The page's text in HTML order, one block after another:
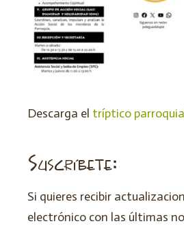
Descarga el tríptico
Suscríbete:
Si quieres recibir
electrónico con las últimas